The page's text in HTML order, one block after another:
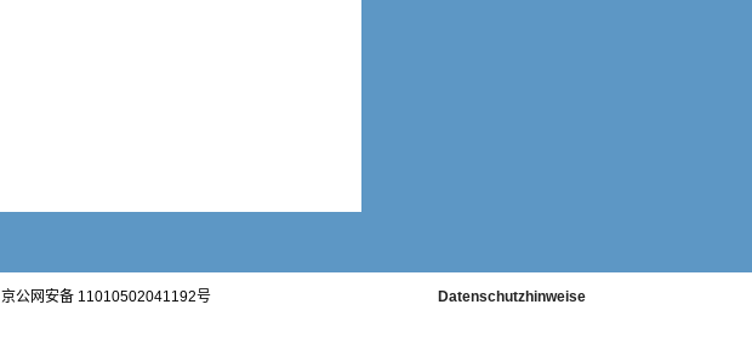
京公网安备 11010502041192号 Datenschutzhinweise